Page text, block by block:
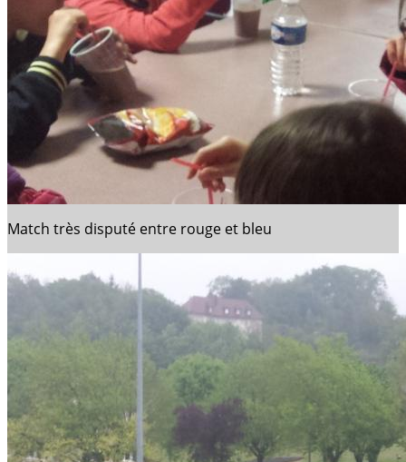
Match très disputé entre rouge et bleu